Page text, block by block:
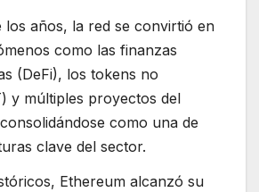
los años, la red se convirtió en
como las finanzas
(DeFi), los tokens no
y múltiples proyectos del
como una de
clave del sector.
Ethereum alcanzó su